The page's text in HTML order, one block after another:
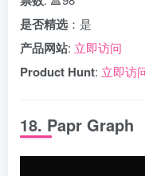
是否精选 ：是
产品网站: 立即访问
Product Hunt: 立即访
18. Papr Graph